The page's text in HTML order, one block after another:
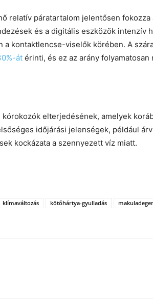
relatív páratartalom jelentősen fokozza
és a digitális eszközök intenzív
kontaktlencse-viselők körében. A
át érinti, és ez az arány folyamatosan
elterjedésének, amelyek
időjárási jelenségek, például
kockázata a szennyezett víz miatt.
klímaváltozás kötőhártya-gyulladás